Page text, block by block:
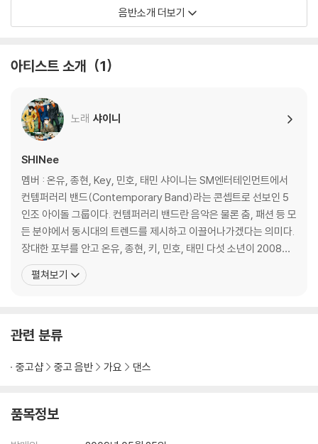
타이틀 곡 ‘줄리엣’은 세련된 리듬과 어쿠스틱한 느낌의 드럼사운드가 SHI
Nee의 보컬과 환상적인 조화를 이룬, 트랜디한 어반 댄스곡으로, 데뷔 후
특히 이 곡은 BoA의 ‘Eat You Up’, 동방신기의 ‘주문-MIROTIC’, SHINe
지난 2007년 미국에서 Corbin bleu가 ‘Deal with it’이라는 제목으로 발
표했던 이 노래는 2009년 SHINee만의 색깔로 리메이크해 ‘줄리엣’으로
새롭게 탄생, 세련된 퍼포먼스가 돋보이는 화려한 무대로 음악 팬들의 눈
또한 이번 미니 앨범에는 남성적인 퍼포먼스를 연상시키는 강렬한 느낌의
‘니가 맘에 들어’, ‘누난 너무 예뻐’, ‘산소같은 너’ 등을 통해 감각적인 가사
를 선사한 김영후가 다시 한번 작사에 참여했으며, SHINee 멤버들의 정
통 R&B 보컬이 돋보이는 ‘차라리 때려’, 히트 작곡가 Kenzie의 작품으로
스페인의 이국적 매력으로 가득찬 노래 ‘세뇨리따’도 수록, 다양한 음악색
깔을 만날 수 있다.
이 밖에도 브라운아이드소울의 정엽과 작곡가 에코브릿지가 특별히 SHIN
ee만을 위해 선사한 노래이자, 멤버 온유와 종현의 아름다운 듀엣 화음이
녀를 만나다’까지 총 9곡을 담았다.
음반소개 더보기
아티스트 소개 1
노래 샤이니
SHINee
멤버 : 온유, 종현, Key, 민호, 태민 샤이니는 SM엔터테인먼트에서
컨템퍼러리 밴드(Contemporary Band)라는 콘셉트로 선보인 5
인조 아이돌 그룹이다. 컨템퍼러리 밴드란 음악은 물론 춤, 패션 등 모
든 분야에서 동시대의 트렌드를 제시하고 이끌어나가겠다는 의미다.
장대한 포부를 안고 온유, 종현, 키, 민호, 태민 다섯 소년이 2008년
5월, 싱글 앨범 [누난 너무 예뻐(Replay)]로 데뷔했다. 타이틀곡 '누
난 너무 예뻐'는 부드러운 컨템퍼러리 R&B 곡으로 H.O.T, 동방신기
펼쳐보기
관련 분류
중고샵 중고 음반 가요 댄스
품목정보